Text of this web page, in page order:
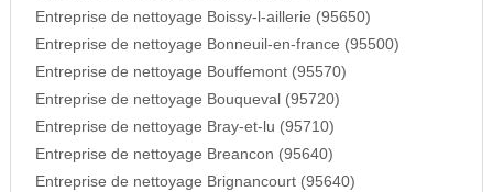
Entreprise de nettoyage Boissy-l-aillerie (95650)
Entreprise de nettoyage Bonneuil-en-france (95500)
Entreprise de nettoyage Bouffemont (95570)
Entreprise de nettoyage Bouqueval (95720)
Entreprise de nettoyage Bray-et-lu (95710)
Entreprise de nettoyage Breancon (95640)
Entreprise de nettoyage Brignancourt (95640)